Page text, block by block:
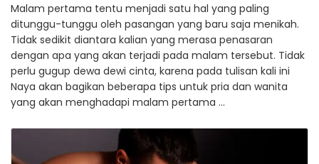
Malam pertama tentu menjadi satu hal yang paling
ditunggu-tunggu oleh pasangan yang baru saja menikah.
Tidak sedikit diantara kalian yang merasa penasaran
dengan apa yang akan terjadi pada malam tersebut. Tidak
perlu gugup dewa dewi cinta, karena pada tulisan kali ini
Naya akan bagikan beberapa tips untuk pria dan wanita
yang akan menghadapi malam pertama …